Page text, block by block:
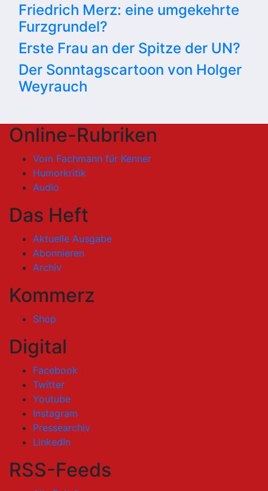
Friedrich Merz: eine umgekehrte
Furzgrundel?
Erste Frau an der Spitze der UN?
Der Sonntagscartoon von Holger
Weyrauch
Online-Rubriken
Vom Fachmann für Kenner
Humorkritik
Audio
Das Heft
Aktuelle Ausgabe
Abonnieren
Archiv
Kommerz
Shop
Digital
Facebook
Twitter
Youtube
Instagram
Pressearchiv
LinkedIn
RSS-Feeds